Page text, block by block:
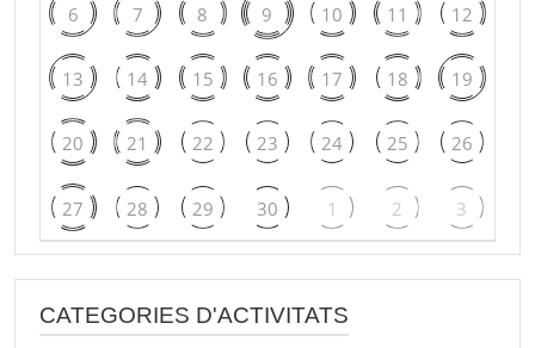
6 7 8 9 10 11 12
13 14 15 16 17 18 19
20 21 22 23 24 25 26
27 28 29 30 1 2 3
CATEGORIES D'ACTIVITATS